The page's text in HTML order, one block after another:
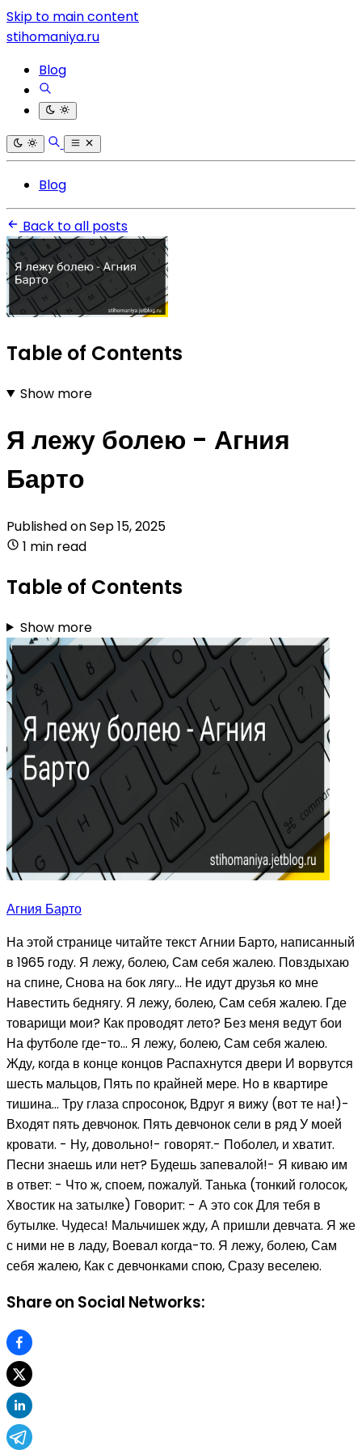
Skip to main content
stihomaniya.ru
Blog
Blog
Back to all posts
Table of Contents
Show more
Я лежу болею - Агния
Барто
Published onSep 15, 2025
1 min read
Table of Contents
Show more
Агния Барто
На этой странице читайте текст Агнии Барто, написанный
в 1965 году. Я лежу, болею, Сам себя жалею. Повздыхаю
на спине, Снова на бок лягу... Не идут друзья ко мне
Навестить беднягу. Я лежу, болею, Сам себя жалею. Где
товарищи мои? Как проводят лето? Без меня ведут бои
На футболе где-то... Я лежу, болею, Сам себя жалею.
Жду, когда в конце концов Распахнутся двери И ворвутся
шесть мальцов, Пять по крайней мере. Но в квартире
тишина... Тру глаза спросонок, Вдруг я вижу (вот те на!)-
Входят пять девчонок. Пять девчонок сели в ряд У моей
кровати. - Ну, довольно!- говорят.- Поболел, и хватит.
Песни знаешь или нет? Будешь запевалой!- Я киваю им
в ответ: - Что ж, споем, пожалуй. Танька (тонкий голосок,
Хвостик на затылке) Говорит: - А это сок Для тебя в
бутылке. Чудеса! Мальчишек жду, А пришли девчата. Я же
с ними не в ладу, Воевал когда-то. Я лежу, болею, Сам
себя жалею, Как с девчонками спою, Сразу веселею.
Share on Social Networks: